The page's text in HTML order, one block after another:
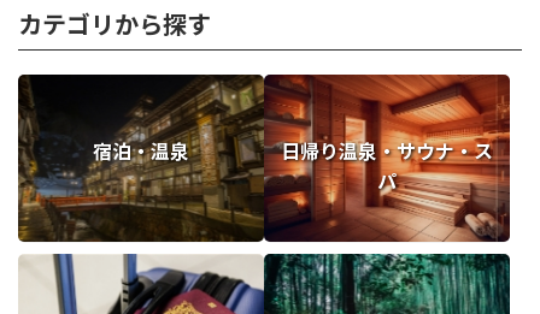
カテゴリから探す
宿泊・温泉
日帰り温泉・サウナ・ス
パ